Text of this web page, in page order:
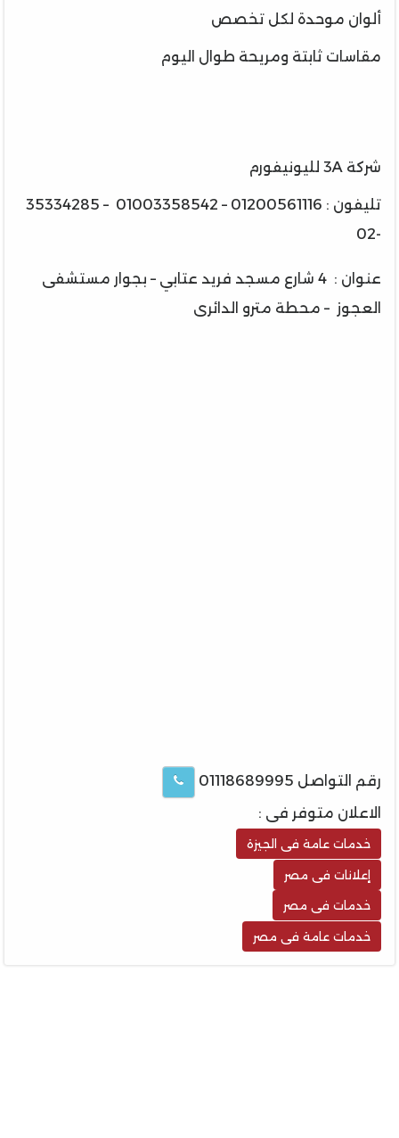
ألوان موحدة لكل تخصص
مقاسات ثابتة ومريحة طوال اليوم
شركة 3A لليونيفورم
تليفون : 01200561116 – 01003358542 – 35334285
-02
عنوان : 4 شارع مسجد فريد عتابي – بجوار مستشفى
العجوز – محطة مترو الدائرى
رقم التواصل 01118689995
الاعلان متوفر فى :
خدمات عامة فى الجيزة
إعلانات فى مصر
خدمات فى مصر
خدمات عامة فى مصر